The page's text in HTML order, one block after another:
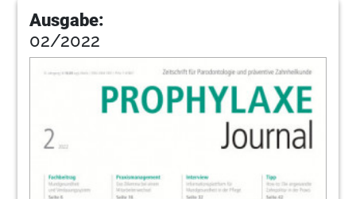
Ausgabe:
02/2022